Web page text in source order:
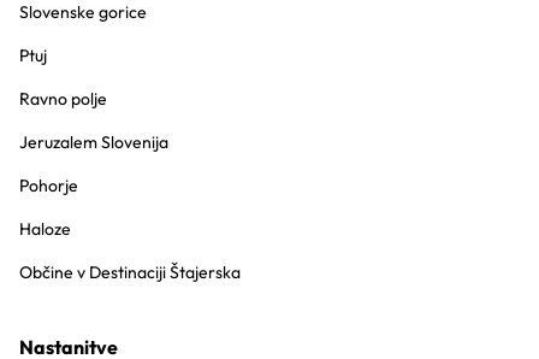
Slovenske gorice
Ptuj
Ravno polje
Jeruzalem Slovenija
Pohorje
Haloze
Občine v Destinaciji Štajerska
Nastanitve